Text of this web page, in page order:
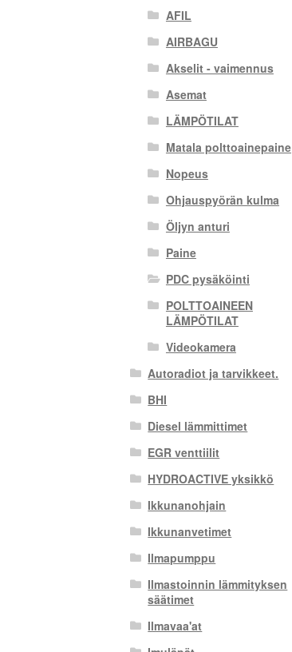
AFIL
AIRBAGU
Akselit - vaimennus
Asemat
LÄMPÖTILAT
Matala polttoainepaine
Nopeus
Ohjauspyörän kulma
Öljyn anturi
Paine
PDC pysäköinti
POLTTOAINEEN
LÄMPÖTILAT
Videokamera
Autoradiot ja tarvikkeet.
BHI
Diesel lämmittimet
EGR venttiilit
HYDROACTIVE yksikkö
Ikkunanohjain
Ikkunanvetimet
Ilmapumppu
Ilmastoinnin lämmityksen
säätimet
Ilmavaa'at